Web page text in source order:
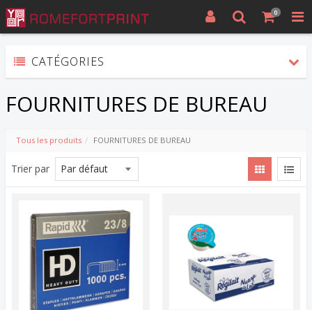
0
CATÉGORIES
FOURNITURES DE BUREAU
Tous les produits FOURNITURES DE BUREAU
Trier par